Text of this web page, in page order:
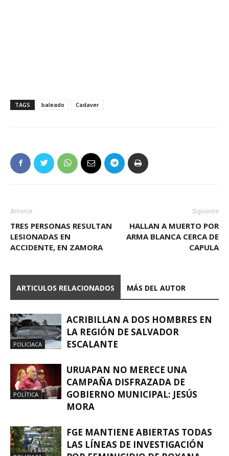
TAGS baleado Cadaver
Anterior
TRES PERSONAS RESULTAN
LESIONADAS EN
ACCIDENTE, EN ZAMORA
Siguiente
HALLAN A MUERTO POR
ARMA BLANCA CERCA DE
CAPULA
ARTICULOS RELACIONADOS MÁS DEL AUTOR
POLICIACA
ACRIBILLAN A DOS HOMBRES EN
LA REGIÓN DE SALVADOR
ESCALANTE
POLÍTICA
URUAPAN NO MERECE UNA
CAMPAÑA DISFRAZADA DE
GOBIERNO MUNICIPAL: JESÚS
MORA
FGE MANTIENE ABIERTAS TODAS
LAS LÍNEAS DE INVESTIGACIÓN